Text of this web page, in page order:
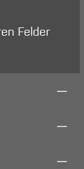
Felder